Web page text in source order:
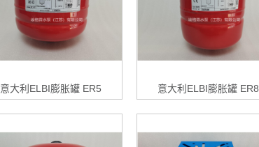
意大利ELBI膨胀罐 ER5 意大利ELBI膨胀罐 ER8